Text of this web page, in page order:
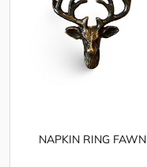
NAPKIN RING FAWN